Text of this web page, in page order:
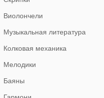
Виолончели
Музыкальная литература
Колковая механика
Мелодики
Баяны